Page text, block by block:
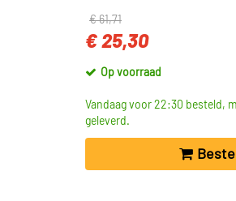
€ 61,71
€ 25,30
Op voorraad
Vandaag voor 22:30 besteld,
geleverd.